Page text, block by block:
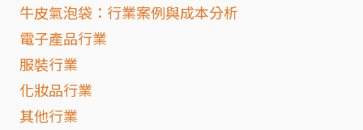
牛皮氣泡袋：行業案例與成本分析
電子產品行業
服裝行業
化妝品行業
其他行業